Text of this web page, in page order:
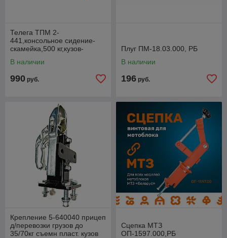
Телега ТПМ 2-
441,консольное сидение-
скамейка,500 кг,кузов-
образная рама с
В наличии
990 руб.
Плуг ПМ-18.03.000, РБ
В наличии
196 руб.
Крепление 5-640040 прицеп
д/перевозки грузов до
35/70кг съемн пласт. кузов
Сцепка МТЗ
ОП-1597.000,РБ